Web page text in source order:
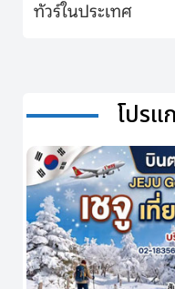
ทัวร์ในประเทศ
โปรแ